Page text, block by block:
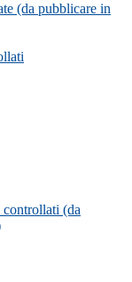
(da pubblicare in
(da